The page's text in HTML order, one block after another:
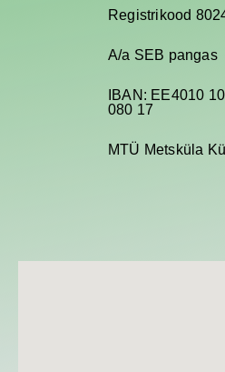
Registrikood
A/a SEB pangas
IBAN: EE4010
080 17
MTÜ Metsküla